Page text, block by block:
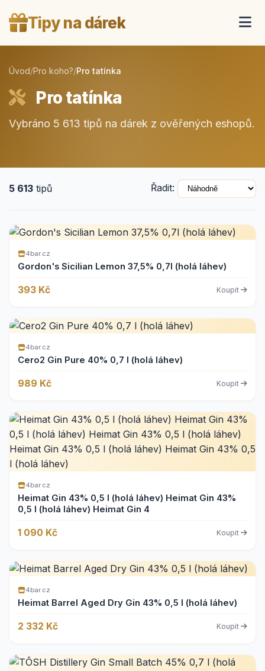
Tipy na dárek
Úvod/Pro koho?/Pro tatínka
Pro tatínka
Vybráno 5 613 tipů na dárek z ověřených eshopů.
5 613 tipů Řadit:
4bar.cz
Gordon's Sicilian Lemon 37,5% 0,7l (holá láhev)
393 Kč Koupit
4bar.cz
Cero2 Gin Pure 40% 0,7 l (holá láhev)
989 Kč Koupit
4bar.cz
Heimat Gin 43% 0,5 l (holá láhev) Heimat Gin 43%
0,5 l (holá láhev) Heimat Gin 4
1 090 Kč Koupit
4bar.cz
Heimat Barrel Aged Dry Gin 43% 0,5 l (holá láhev)
2 332 Kč Koupit